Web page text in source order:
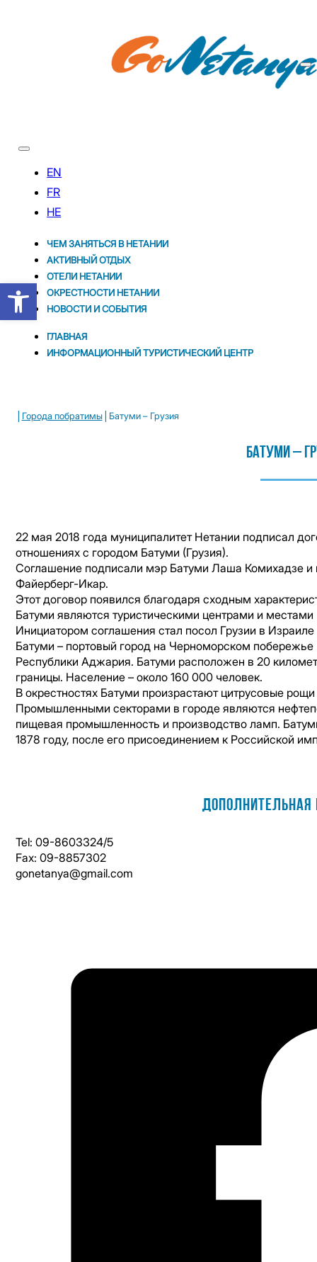
Открыть панель инструментов
ЧЕМ ЗАНЯТЬСЯ В НЕТАНИИ
АКТИВНЫЙ ОТДЫХ
ОТЕЛИ НЕТАНИИ
ОКРЕСТНОСТИ НЕТАНИИ
НОВОСТИ И CОБЫТИЯ
ГЛАВНАЯ
ИНФОРМАЦИОННЫЙ ТУРИСТИЧЕСКИЙ ЦЕНТР
| Города побратимы| Батуми – Грузия
Батуми –
22 мая 2018 года муниципалитет Нетании подписал
отношениях с городом Батуми (Грузия).
Соглашение подписали мэр Батуми Лаша Комихадзе
Файерберг-Икар.
Этот договор появился благодаря сходным
Батуми являются туристическими центрами и местами
Инициатором соглашения стал посол Грузии в
Батуми – портовый город на Черноморском побережье
Республики Аджария. Батуми расположен в 20
границы. Население – около 160 000 человек.
В окрестностях Батуми произрастают цитрусовые
Промышленными секторами в городе являются
пищевая промышленность и производство ламп.
1878 году, после его присоединением к Российской
Tel: 09-8603324/5
Fax: 09-8857302
gonetanya@gmail.com